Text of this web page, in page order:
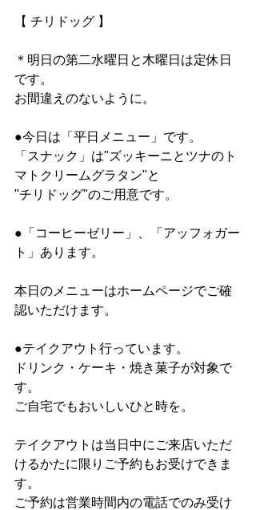
【 チリドッグ 】
＊明日の第二水曜日と木曜日は定休日
です。
お間違えのないように。
●今日は「平日メニュー」です。
「スナック」は"ズッキーニとツナのト
マトクリームグラタン"と
"チリドッグ"のご用意です。
●「コーヒーゼリー」、「アッフォガー
ト」あります。
本日のメニューはホームページでご確
認いただけます。
●テイクアウト行っています。
ドリンク・ケーキ・焼き菓子が対象で
す。
ご自宅でもおいしいひと時を。
テイクアウトは当日中にご来店いただ
けるかたに限りご予約もお受けできま
す。
ご予約は営業時間内の電話でのみ受け